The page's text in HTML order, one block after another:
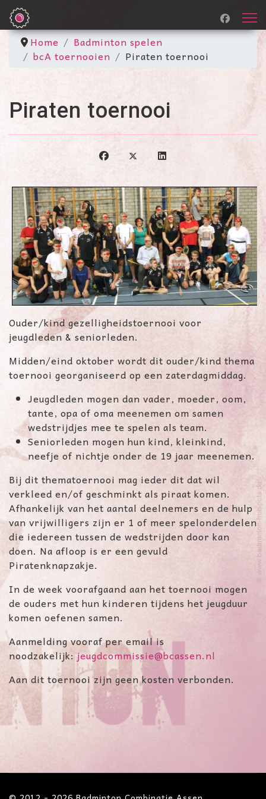
Home
Badminton spelen
bcA toernooien
Piraten toernooi
Piraten toernooi
Ouder/kind gezelligheidstoernooi voor
jeugdleden & seniorleden.
Midden/eind oktober wordt dit ouder/kind thema
toernooi georganiseerd op een zaterdagmiddag.
Jeugdleden mogen dan vader, moeder, oom,
tante, opa of oma meenemen om samen
wedstrijdjes mee te spelen als team.
Seniorleden mogen hun kind, kleinkind,
neefje of nichtje onder de 19 jaar meenemen.
Bij dit thematoernooi mag ieder dit dat wil
verkleed en/of geschminkt als piraat komen.
Afhankelijk van het aantal deelnemers en de hulp
van vrijwilligers zijn er 1 of meer spelonderdelen
die iedereen tussen de wedstrijden door kan
doen. Na afloop is er een gevuld
Piratenknapzakje.
In de week voorafgaand aan het toernooi mogen
de ouders met hun kinderen tijdens het jeugduur
komen oefenen samen.
Aanmelding vooraf per email is
noodzakelijk:jeugdcommissie@bcassen.nl
Aan dit toernooi zijn geen kosten verbonden.